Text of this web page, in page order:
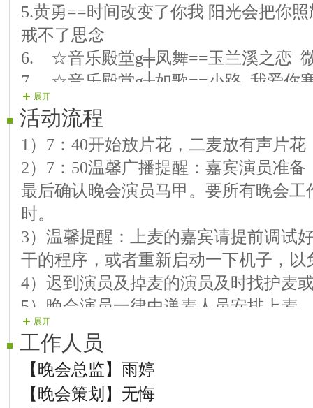
5.黄勇==时间改变了你我 阳光会把你
戒不了思念
6.ゞ☆音乐殿堂g╪凤舞==玉兰溪之恋
7.ゞ☆音乐殿堂g╪如歌==小路 我爱你
8.黄勇==今夜我心乱如麻 火火的情火
9.ゞ☆音乐殿堂g╪祥龙==谁能陪我老
10.黄勇==爱的俘虏 昨夜我又梦见你了
得有样
11.小园==结束舞 难忘今宵
展开
活动流程
1）7：40开始放片花，二麦放有声片
2）7：50温馨广播提醒：嘉宾演员准
最后确认晚会演员马甲。要所有晚会工
时。
3）温馨提醒：上麦的嘉宾请提前调试
干的程序，或者重新启动一下机子，
4）迟到演员及掉麦的演员及时找护麦
5）晚会演员一律由递麦人员安排上麦
目，不要说感谢之类的话。
6）晚会麦序走向演员上麦一首歌--特
7）主持人开场白.区长发言祝贺词！
8）开场舞。
展开
工作人员
【晚会总监】雨婷
【晚会策划】 无悔